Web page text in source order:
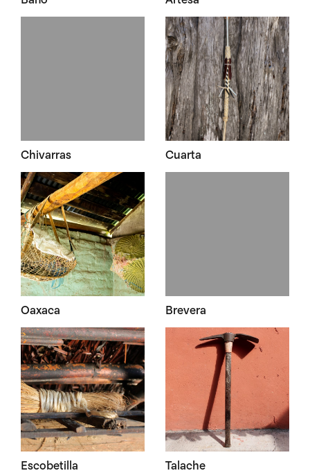
Chivarras Cuarta
Oaxaca Brevera
Escobetilla Talache